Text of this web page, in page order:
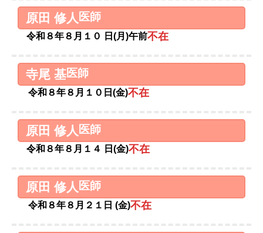
原田 修人 医師
令和８年８月１０ 日(月)午前不在
寺尾 基医師
令和８年８月１０日(金)不在
原田 修人 医師
令和８年８月１４ 日(金)不在
原田 修人 医師
令和８年８月２１日 (金)不在